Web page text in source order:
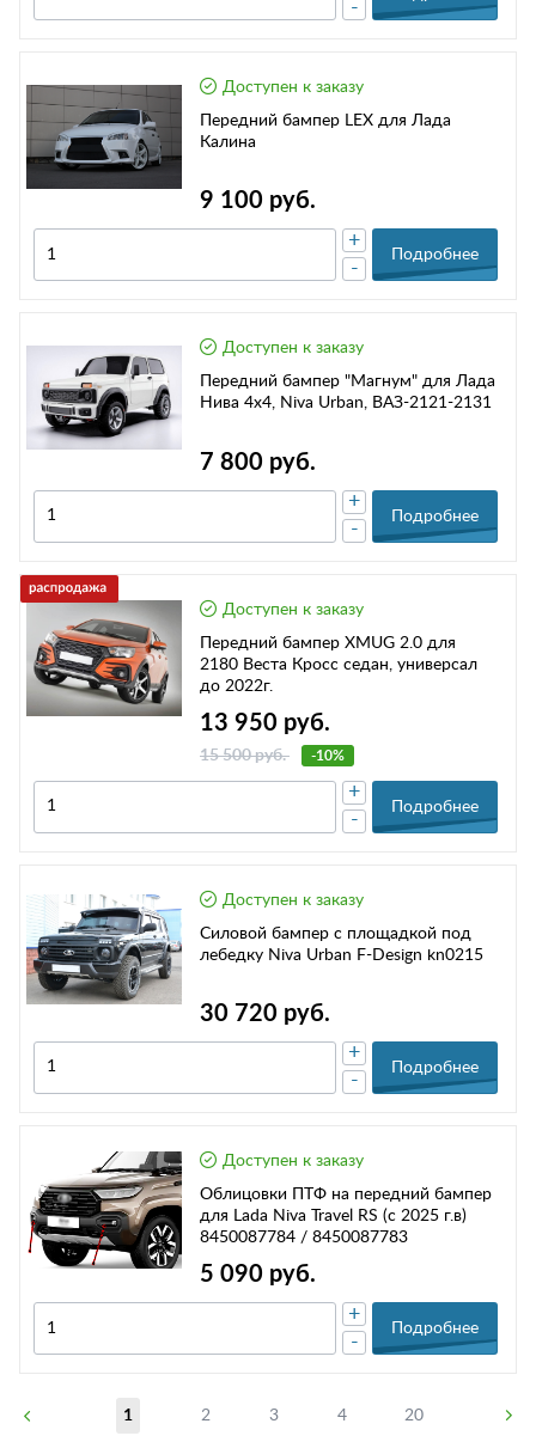
-
Доступен к заказу
Передний бампер LEX для Лада
Калина
9 100 руб.
-
+
Подробнее
Доступен к заказу
Передний бампер "Магнум" для Лада
Нива 4х4, Niva Urban, ВАЗ-2121-2131
7 800 руб.
-
+
Подробнее
Доступен к заказу
Передний бампер XMUG 2.0 для
2180 Веста Кросс седан, универсал
до 2022г.
13 950 руб.
15 500 руб. -10%
-
+
Подробнее
Доступен к заказу
Силовой бампер с площадкой под
лебедку Niva Urban F-Design kn0215
30 720 руб.
-
+
Подробнее
Доступен к заказу
Облицовки ПТФ на передний бампер
для Lada Niva Travel RS (с 2025 г.в)
8450087784 / 8450087783
5 090 руб.
-
+
Подробнее
1 2 3 4 20